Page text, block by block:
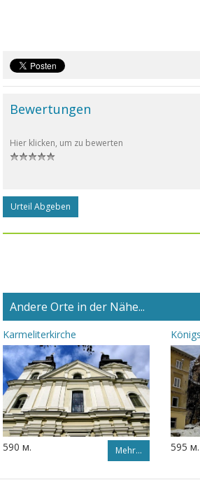
Bewertungen
Hier klicken, um zu bewerten
Urteil Abgeben
Andere Orte in der Nähe...
Karmeliterkirche
590 м. Mehr… 595 м.